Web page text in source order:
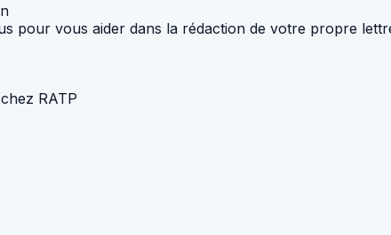
pour vous aider dans la rédaction de votre propre
RATP